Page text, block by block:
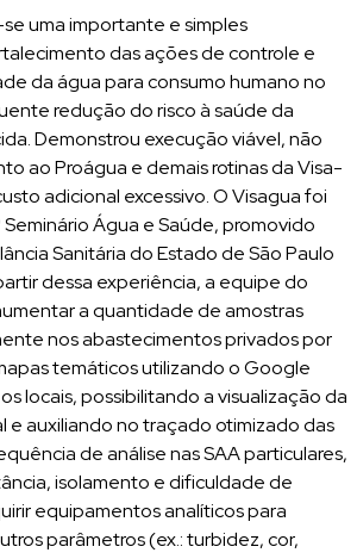
uma importante e simples
das ações de controle e
da água para consumo humano no
redução do risco à saúde da
Demonstrou execução viável, não
ao Proágua e demais rotinas da Visa-
adicional excessivo. O Visagua foi
Água e Saúde, promovido
Sanitária do Estado de São Paulo
dessa experiência, a equipe do
a quantidade de amostras
nos abastecimentos privados por
temáticos utilizando o Google
locais, possibilitando a visualização da
e auxiliando no traçado otimizado das
de análise nas SAA particulares,
isolamento e dificuldade de
equipamentos analíticos para
parâmetros (ex.: turbidez, cor,